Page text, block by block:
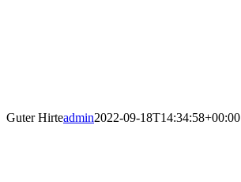
Guter Hirteadmin2022-09-18T14:34:58+00:00